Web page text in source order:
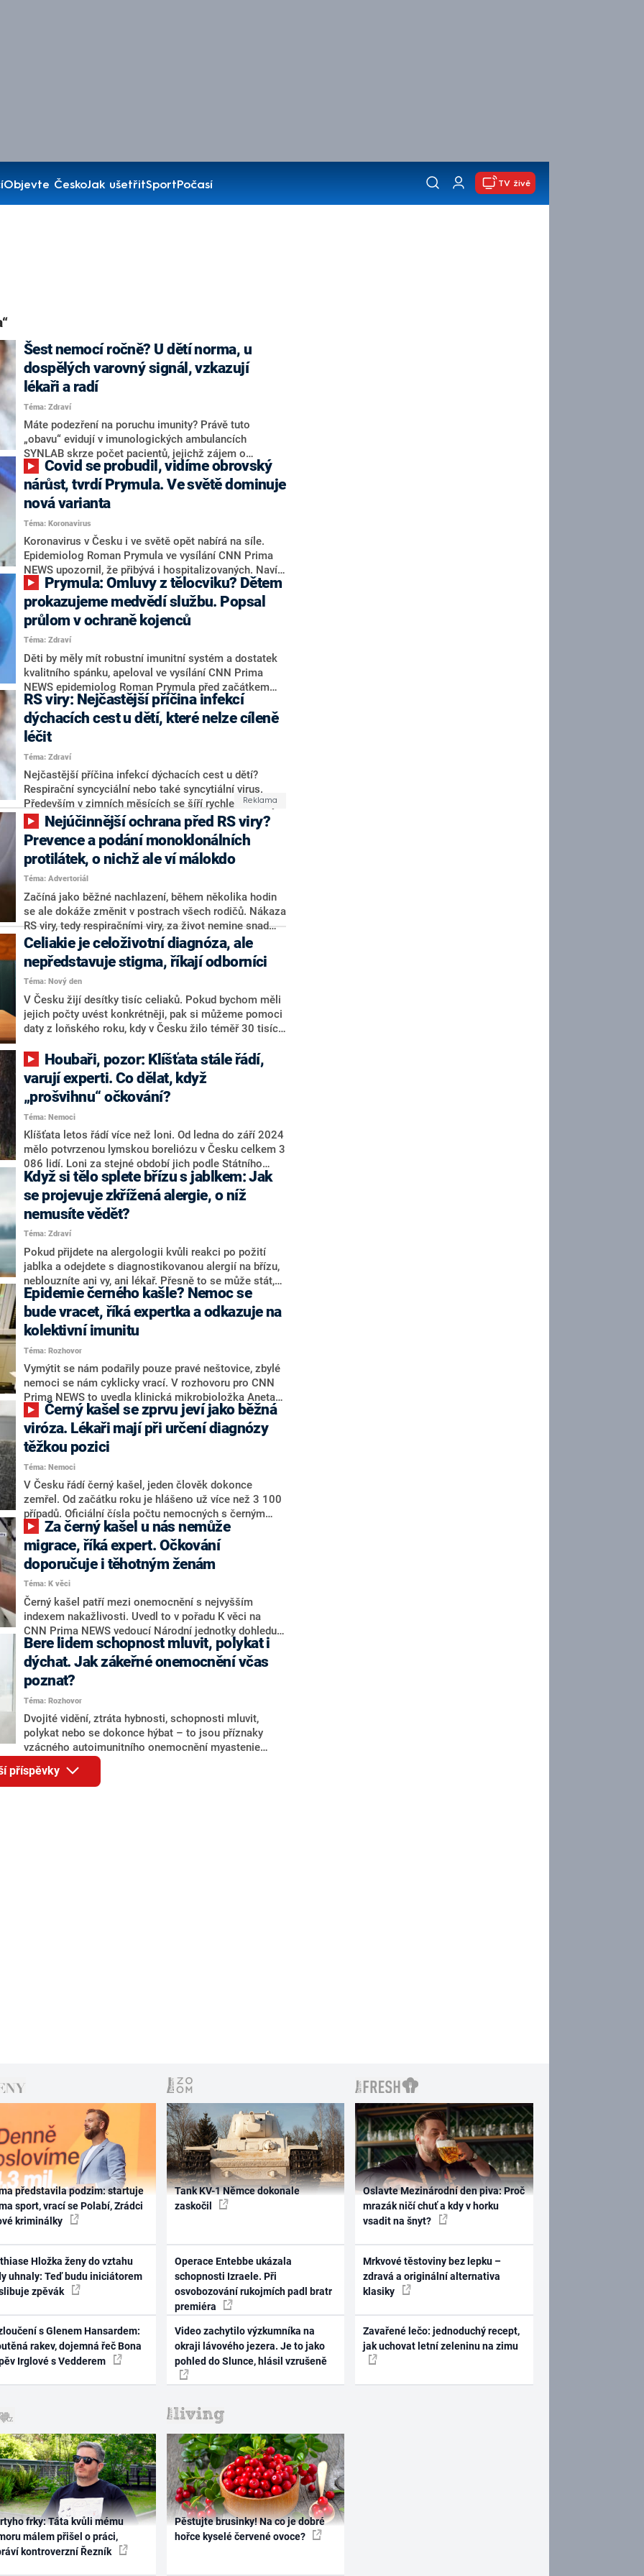
Objevte ČeskoJak ušetřitSportPočasí TV živě
Šest nemocí ročně? U dětí norma, u
dospělých varovný signál, vzkazují
lékaři a radí
Téma: Zdraví
Máte podezření na poruchu imunity? Právě tuto
„obavu“ evidují v imunologických ambulancích
SYNLAB skrze počet pacientů, jejichž zájem o
prověření obranyschopnosti v posledních letech
výrazně roste. Ve většině případů se však vážná
diagnóza nepotvrdí. U dětí je častější nemocnost do
jisté míry přirozená, u dospělých je oslabení imunity
nejčastěji vinou stresu, životního stylu nebo užívání
antibiotik. Jak o imunitu co nejlépe pečovat – a kdy už
je vhodné vyhledat imunologa?
nárůst, tvrdí Prymula. Ve světě dominuje
nová varianta
Téma: Koronavirus
Koronavirus v Česku i ve světě opět nabírá na síle.
Epidemiolog Roman Prymula ve vysílání CNN Prima
NEWS upozornil, že přibývá i hospitalizovaných. Navíc
se objevila nová varianta Stratus, která se stává
dominantní. Podle některých lékařů se u ní navíc
vyskytují mutace, které mohou omezit vliv protilátek
vytvořených z předchozích infekcí nebo očkování.
prokazujeme medvědí službu. Popsal
průlom v ochraně kojenců
Téma: Zdraví
Děti by měly mít robustní imunitní systém a dostatek
kvalitního spánku, apeloval ve vysílání CNN Prima
NEWS epidemiolog Roman Prymula před začátkem
nového školního roku. „Pokud rodiče často omlouvají
potomka ze školního tělocviku, poskytují mu medvědí
službu,“ upozornil. Prymula také zmínil významný
průlom v otázce ochrany kojenců před závažnými
onemocněními.
RS viry: Nejčastější příčina infekcí
dýchacích cest u dětí, které nelze cíleně
léčit
Téma: Zdraví
Nejčastější příčina infekcí dýchacích cest u dětí?
Respirační syncyciální nebo také syncytiální virus.
Především v zimních měsících se šíří rychle a leckdy
působí vážné zdravotní obtíže a nemoci, například
zápal plic. Jak viry, které kromě těch nejmenších
ohrožují také seniory a chronicky nemocné, včas
rozpoznat a jak se jim bránit? O tom byla řeč v pořadu
Co na to vaše zdraví, kde padla i zmínka o důležitosti
včasného rozpoznání, zda nemoc způsobily viry či
bakterie.
Prevence a podání monoklonálních
protilátek, o nichž ale ví málokdo
Téma: Advertoriál
Začíná jako běžné nachlazení, během několika hodin
se ale dokáže změnit v postrach všech rodičů. Nákaza
RS viry, tedy respiračními viry, za život nemine snad
nikoho. Ovšem právě pro nejmladší z nás bývá
nejnebezpečnější a leckdy si vyžádá i hospitalizaci
dítěte v nemocnici. Záludnost onemocnění tkví
především v nemožnosti jej léčit. Současný
medicínský postup zahrnuje pouze tlumení příznaků.
Méně či více nepříjemné zkušenosti zazněly v pořadu
Co na to vaše zdraví.
Celiakie je celoživotní diagnóza, ale
nepředstavuje stigma, říkají odborníci
Téma: Nový den
V Česku žijí desítky tisíc celiaků. Pokud bychom měli
jejich počty uvést konkrétněji, pak si můžeme pomoci
daty z loňského roku, kdy v Česku žilo téměř 30 tisíc
je ovšem několikanásobně více. Někteří nemoc, která
se mimojiné projevuje nesnášenlivostí lepku, odhalí na
základě závažných příznaků, u jiných se navenek
neprojeví vůbec. Co ovšem diagnózu pomáhá snášet
výrazně lépe, je fakt, že pacienti už dávno nejsou
omezeni výběrem bezlepkových produktů. Na trhu je
dostatek zboží, z něhož lze vybírat.
varují experti. Co dělat, když
„prošvihnu“ očkování?
Téma: Nemoci
Klíšťata letos řádí více než loni. Od ledna do září 2024
mělo potvrzenou lymskou boreliózu v Česku celkem 3
086 lidí. Loni za stejné období jich podle Státního
zdravotního ústavu bylo zhruba o 700 méně.
Meziroční nárůst vykazuje i klíšťová encefalitida. Od
ledna do září 2023 se tímto virovým onemocněním
nakazilo 397 lidí, letos už 540. Počty nakažených už
nyní dokonce převyšují celý rok 2023. Sezóna ještě
zdaleka není u konce, proto odborníci doporučují
chránit se před klíšťaty dále. Zejména při procházkách
podzimní přírodou a při sbírání hub. Jak dobře znáte
prevenci a specifika jednotlivých nemocí? A víte, co
dělat, když „prošvihnete“ očkování proti klíšťové
encefalitidě?
Když si tělo splete břízu s jablkem: Jak
se projevuje zkřížená alergie, o níž
nemusíte vědět?
Téma: Zdraví
Pokud přijdete na alergologii kvůli reakci po požití
jablka a odejdete s diagnostikovanou alergií na břízu,
neblouzníte ani vy, ani lékař. Přesně to se může stát,
pokud se u vás projeví takzvaná zkřížená alergie. Tělo
si jednoduše plete alergen pylu s ovocem na základě
jejich vývojové podobnosti. Ve skutečnosti tak není
člověk například na zmíněné jablko alergický, může
však přesto pociťovat nepříjemné příznaky. Co
všechno se mezi sebou může křížit, jak vypadá orálně
alergický syndrom a jak zjistit, zda zkříženou alergií
trpíte?
Epidemie černého kašle? Nemoc se
bude vracet, říká expertka a odkazuje na
kolektivní imunitu
Téma: Rozhovor
Vymýtit se nám podařily pouze pravé neštovice, zbylé
nemoci se nám cyklicky vrací. V rozhovoru pro CNN
Prima NEWS to uvedla klinická mikrobioložka Aneta
Medonosová z laboratoře SYNLAB. Řada lidí podle ní
měla dojem, že i černý kašel patří do minulosti, ale tak
to není. Expertka připomněla, že zejména starší
generace má stále pocit, že její zdravotní stav má
řešit lékař. „Mladé už vytrénujeme, že je odpovědnost
na nich,“ věří. Přiblížila, jak lidem může v tomto směru
pomoci například měření hladiny protilátek, jak
funguje očkování i to, jaký význam má kolektivní
imunita.
viróza. Lékaři mají při určení diagnózy
těžkou pozici
Téma: Nemoci
V Česku řádí černý kašel, jeden člověk dokonce
zemřel. Od začátku roku je hlášeno už více než 3 100
případů. Oficiální čísla počtu nemocných s černým
kašlem jsou jen špičkou ledovce. Praktičtí lékaři se
domnívají, že nakažených je mnohem víc, u spousty
lidí se ale na nemoc vůbec nepřijde.
migrace, říká expert. Očkování
doporučuje i těhotným ženám
Téma: K věci
Černý kašel patří mezi onemocnění s nejvyšším
indexem nakažlivosti. Uvedl to v pořadu K věci na
CNN Prima NEWS vedoucí Národní jednotky dohledu
nad tuberkulózou Jiří Wallenfels. Připomněl, že účinek
očkování proti této nemoci vyprchává, a proto
doporučil vakcinaci nejen těm, kteří jsou v kontaktu s
nejmenšími dětmi, ale i těhotným ženám.
Bere lidem schopnost mluvit, polykat i
dýchat. Jak zákeřné onemocnění včas
poznat?
Téma: Rozhovor
Dvojité vidění, ztráta hybnosti, schopnosti mluvit,
polykat nebo se dokonce hýbat – to jsou příznaky
vzácného autoimunitního onemocnění myastenie
gravis (MG). Touto nevyléčitelnou poruchou postihující
nervový systém trpí v Česku 2 500 až 3 000 osob.
CNN Prima NEWS oslovila neurologa Stanislava
příspěvky
představila podzim: startuje
sport, vrací se Polabí, Zrádci
kriminálky
Hložka ženy do vztahu
uhnaly: Teď budu iniciátorem
zpěvák
s Glenem Hansardem:
rakev, dojemná řeč Bona
Irglové s Vedderem
Tank KV-1 Němce dokonale
zaskočil
Operace Entebbe ukázala
schopnosti Izraele. Při
osvobozování rukojmích padl bratr
premiéra
Video zachytilo výzkumníka na
okraji lávového jezera. Je to jako
pohled do Slunce, hlásil vzrušeně
Oslavte Mezinárodní den piva: Proč
mrazák ničí chuť a kdy v horku
vsadit na šnyt?
Mrkvové těstoviny bez lepku –
zdravá a originální alternativa
klasiky
Zavařené lečo: jednoduchý recept,
jak uchovat letní zeleninu na zimu
frky: Táta kvůli mému
málem přišel o práci,
kontroverzní Řezník
Pěstujte brusinky! Na co je dobré
hořce kyselé červené ovoce?